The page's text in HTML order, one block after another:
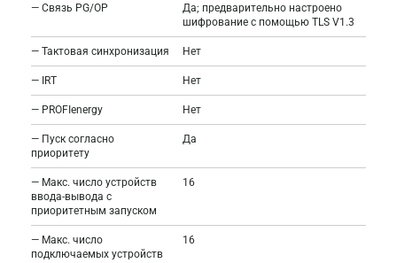
— Связь PG/OP
Да; предварительно настроено
шифрование с помощью TLS V1.3
— Тактовая синхронизация Нет
— IRT Нет
— PROFIenergy Нет
— Пуск согласно
приоритету
Да
— Макс. число устройств
ввода-вывода с
приоритетным запуском
16
— Макс. число
подключаемых устройств
16